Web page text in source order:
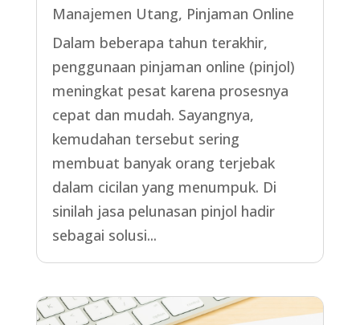
Manajemen Utang, Pinjaman Online
Dalam beberapa tahun terakhir,
penggunaan pinjaman online (pinjol)
meningkat pesat karena prosesnya
cepat dan mudah. Sayangnya,
kemudahan tersebut sering
membuat banyak orang terjebak
dalam cicilan yang menumpuk. Di
sinilah jasa pelunasan pinjol hadir
sebagai solusi...